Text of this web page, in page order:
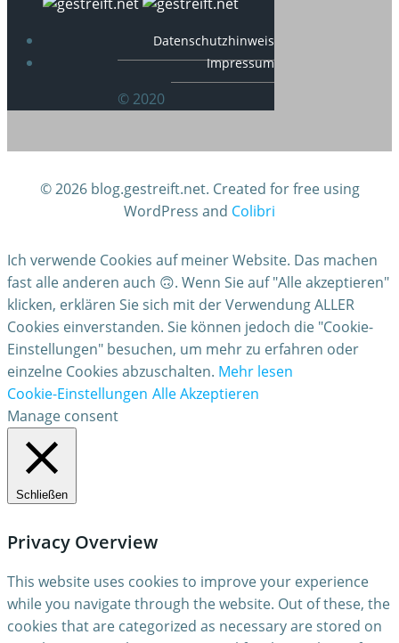
Datenschutzhinweis
Impressum
© 2020
© 2026 blog.gestreift.net. Created for free using
WordPress and Colibri
Ich verwende Cookies auf meiner Website. Das machen
fast alle anderen auch 🙃. Wenn Sie auf "Alle akzeptieren"
klicken, erklären Sie sich mit der Verwendung ALLER
Cookies einverstanden. Sie können jedoch die "Cookie-
Einstellungen" besuchen, um mehr zu erfahren oder
einzelne Cookies abzuschalten. Mehr lesen
Cookie-Einstellungen Alle Akzeptieren
Manage consent
Schließen
Privacy Overview
This website uses cookies to improve your experience
while you navigate through the website. Out of these, the
cookies that are categorized as necessary are stored on